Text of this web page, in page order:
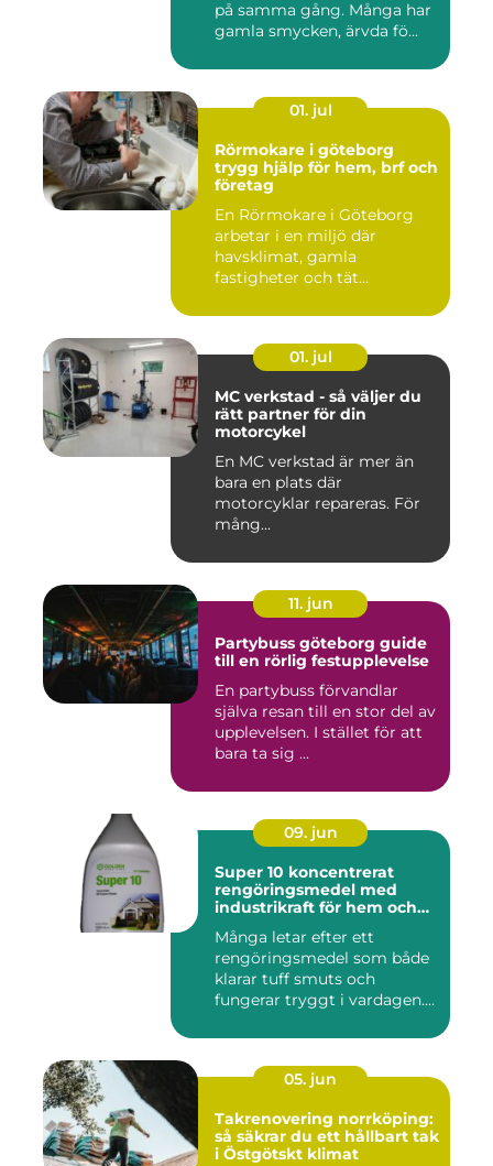
på samma gång. Många har
gamla smycken, ärvda fö...
01. jul
Rörmokare i göteborg
trygg hjälp för hem, brf och
företag
En Rörmokare i Göteborg
arbetar i en miljö där
havsklimat, gamla
fastigheter och tät
01. jul
MC verkstad - så väljer du
rätt partner för din
motorcykel
En MC verkstad är mer än
bara en plats där
motorcyklar repareras. För
mång...
11. jun
Partybuss göteborg guide
till en rörlig festupplevelse
En partybuss förvandlar
själva resan till en stor del av
upplevelsen. I stället för att
bara ta sig ...
09. jun
Super 10 koncentrerat
rengöringsmedel med
industrikraft för hem och
Många letar efter ett
rengöringsmedel som både
klarar tuff smuts och
fungerar tryggt i vardagen.
05. jun
Takrenovering norrköping:
så säkrar du ett hållbart tak
i Östgötskt klimat